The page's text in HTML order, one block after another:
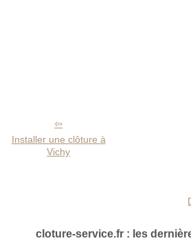
Installer une clôture à
Vichy
cloture-service.fr : les